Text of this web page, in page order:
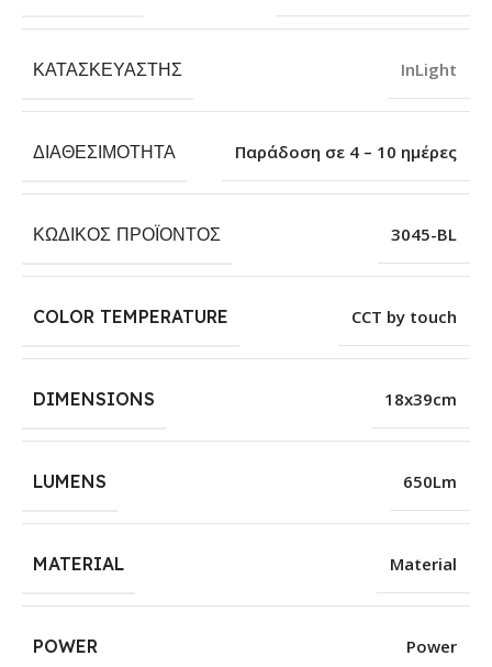
ΚΑΤΑΣΚΕΥΑΣΤΉΣ InLight
ΔΙΑΘΕΣΙΜΌΤΗΤΑ Παράδοση σε 4 – 10 ημέρες
ΚΩΔΙΚΌΣ ΠΡΟΪΌΝΤΟΣ 3045-BL
COLOR TEMPERATURE CCT by touch
DIMENSIONS 18x39cm
LUMENS 650Lm
MATERIAL Material
POWER Power